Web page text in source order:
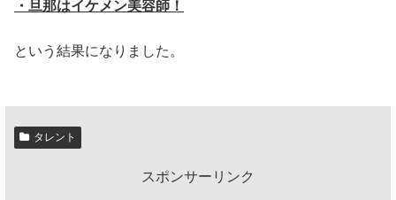
・旦那はイケメン美容師！
という結果になりました。
タレント
スポンサーリンク